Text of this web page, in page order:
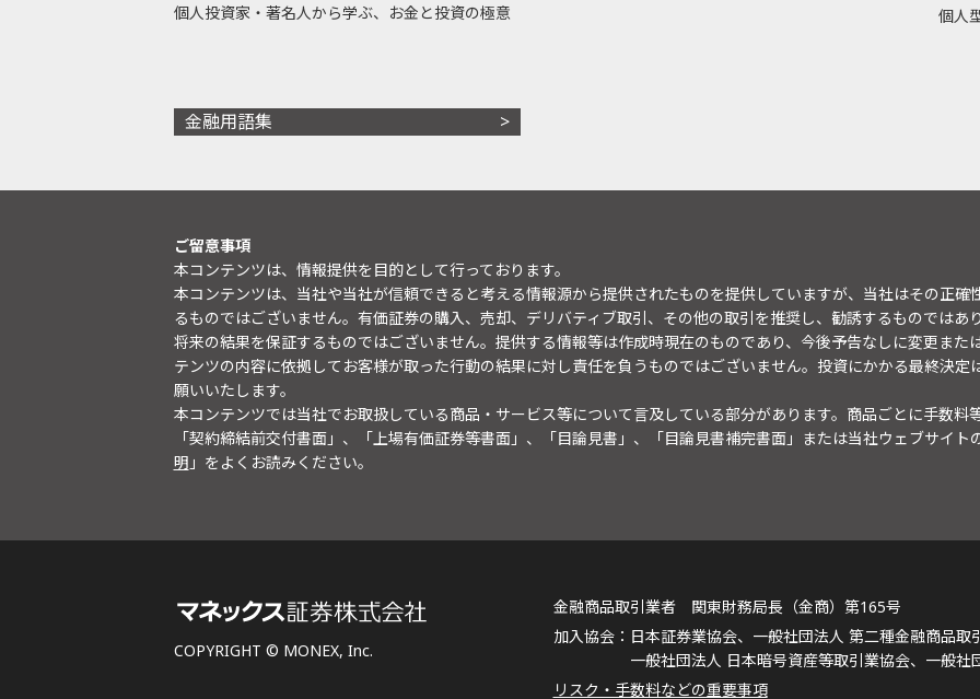
個人投資家・著名人から学ぶ、お金と投資の極意
個人
金融用語集
ご留意事項
本コンテンツは、情報提供を目的として行っております。
本コンテンツは、当社や当社が信頼できると考える情報源から提供されたものを提供していますが、当社はその正
るものではございません。有価証券の購入、売却、デリバティブ取引、その他の取引を推奨し、勧誘するものではあ
将来の結果を保証するものではございません。提供する情報等は作成時現在のものであり、今後予告なしに変更また
テンツの内容に依拠してお客様が取った行動の結果に対し責任を負うものではございません。投資にかかる最終決
願いいたします。
本コンテンツでは当社でお取扱している商品・サービス等について言及している部分があります。商品ごとに手数料
「契約締結前交付書面」、「上場有価証券等書面」、「目論見書」、「目論見書補完書面」または当社ウェブサイト
明 」をよくお読みください。
COPYRIGHT © MONEX, Inc.
金融商品取引業者 関東財務局長（金商）第165号
日本証券業協会、一般社団法人 第二種金融商品取
一般社団法人 日本暗号資産等取引業協会、一般社
リスク・手数料などの重要事項